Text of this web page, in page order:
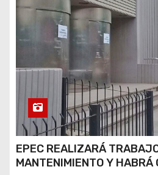
EPEC REALIZARÁ
MANTENIMIENTO Y HABRÁ